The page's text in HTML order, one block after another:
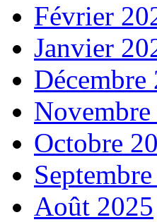
Février
Janvier
Décembre
Octobre
Août 2025